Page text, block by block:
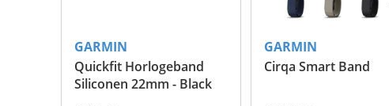
GARMIN
Quickfit Horlogeband
Siliconen 22mm - Black
GARMIN
Cirqa Smart Band